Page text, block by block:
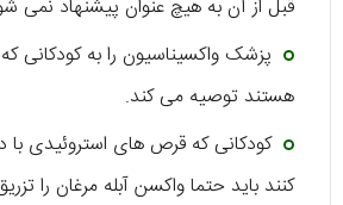
قبل از آن به هیچ عنوان پیشنهاد نمی
پزشک واکسیناسیون را به کودکانی
هستند توصیه می کند.
کودکانی که قرص های استروئیدی با
کنند باید حتما واکسن آبله مرغان را